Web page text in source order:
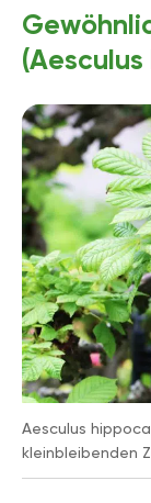
Aesculus
kleinbleibenden